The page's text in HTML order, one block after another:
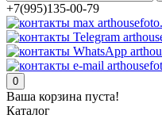
+7(995)135-00-79
0
Ваша корзина пуста!
Каталог